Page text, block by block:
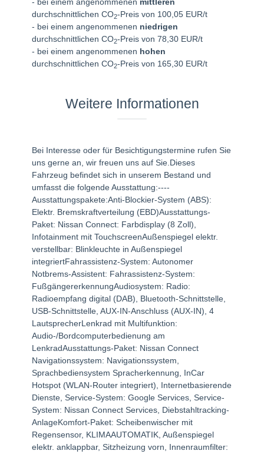
durchschnittlichen CO2-Preis von 100,05 EUR/t
- bei einem angenommenen niedrigen
durchschnittlichen CO2-Preis von 78,30 EUR/t
- bei einem angenommenen hohen
durchschnittlichen CO2-Preis von 165,30 EUR/t
Weitere Informationen
Bei Interesse oder für Besichtigungstermine rufen Sie
uns gerne an, wir freuen uns auf Sie.Dieses
Fahrzeug befindet sich in unserem Bestand und
umfasst die folgende Ausstattung:----
Ausstattungspakete:Anti-Blockier-System (ABS):
Elektr. Bremskraftverteilung (EBD)Ausstattungs-
Paket: Nissan Connect: Farbdisplay (8 Zoll),
Infotainment mit TouchscreenAußenspiegel elektr.
verstellbar: Blinkleuchte in Außenspiegel
integriertFahrassistenz-System: Autonomer
Notbrems-Assistent: Fahrassistenz-System:
FußgängererkennungAudiosystem: Radio:
Radioempfang digital (DAB), Bluetooth-Schnittstelle,
USB-Schnittstelle, AUX-IN-Anschluss (AUX-IN), 4
LautsprecherLenkrad mit Multifunktion:
Audio-/Bordcomputerbedienung am
LenkradAusstattungs-Paket: Nissan Connect
Navigationssystem: Navigationssystem,
Sprachbediensystem Spracherkennung, InCar
Hotspot (WLAN-Router integriert), Internetbasierende
Dienste, Service-System: Google Services, Service-
System: Nissan Connect Services, Diebstahltracking-
AnlageKomfort-Paket: Scheibenwischer mit
Regensensor, KLIMAAUTOMATIK, Außenspiegel
elektr. anklappbar, Sitzheizung vorn, Innenraumfilter: